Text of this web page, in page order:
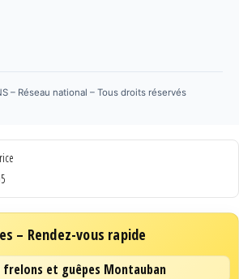
– Réseau national – Tous droits réservés
– Rendez-vous rapide
et guêpes Montauban